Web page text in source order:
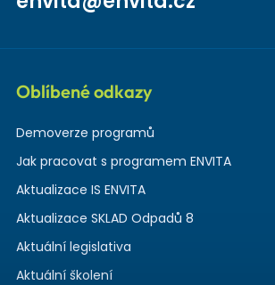
Oblíbené odkazy
Demoverze programů
Jak pracovat s programem ENVITA
Aktualizace IS ENVITA
Aktualizace SKLAD Odpadů 8
Aktuální legislativa
Aktuální školení